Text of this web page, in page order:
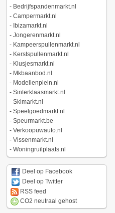
- Bedrijfspandenmarkt.nl
- Campermarkt.nl
- Ibizamarkt.nl
- Jongerenmarkt.nl
- Kampeerspullenmarkt.nl
- Kerstspullenmarkt.nl
- Klusjesmarkt.nl
- Mkbaanbod.nl
- Modellenplein.nl
- Sinterklaasmarkt.nl
- Skimarkt.nl
- Speelgoedmarkt.nl
- Speurmarkt.be
- Verkoopuwauto.nl
- Vissenmarkt.nl
- Woningruilplaats.nl
Deel op Facebook
Deel op Twitter
RSS feed
CO2 neutraal gehost